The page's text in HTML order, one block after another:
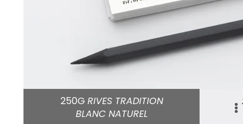
250G RIVES TRADITION
BLANC NATUREL